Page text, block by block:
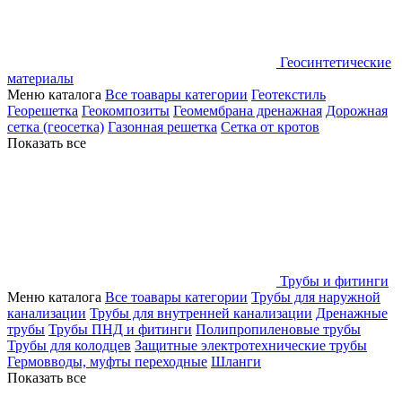
Геосинтетические
материалы
Меню каталога Все тоавары категории Геотекстиль
Георешетка Геокомпозиты Геомембрана дренажная Дорожная
сетка (геосетка) Газонная решетка Сетка от кротов
Показать все
Трубы и фитинги
Меню каталога Все тоавары категории Трубы для наружной
канализации Трубы для внутренней канализации Дренажные
трубы Трубы ПНД и фитинги Полипропиленовые трубы
Трубы для колодцев Защитные электротехнические трубы
Гермовводы, муфты переходные Шланги
Показать все